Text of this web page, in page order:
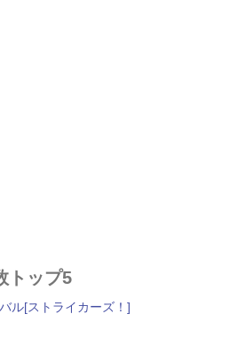
トップ5
ル[ストライカーズ！]